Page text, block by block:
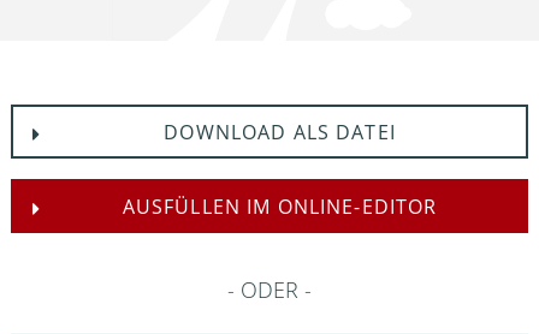
DOWNLOAD ALS DATEI
AUSFÜLLEN IM ONLINE-EDITOR
ODER